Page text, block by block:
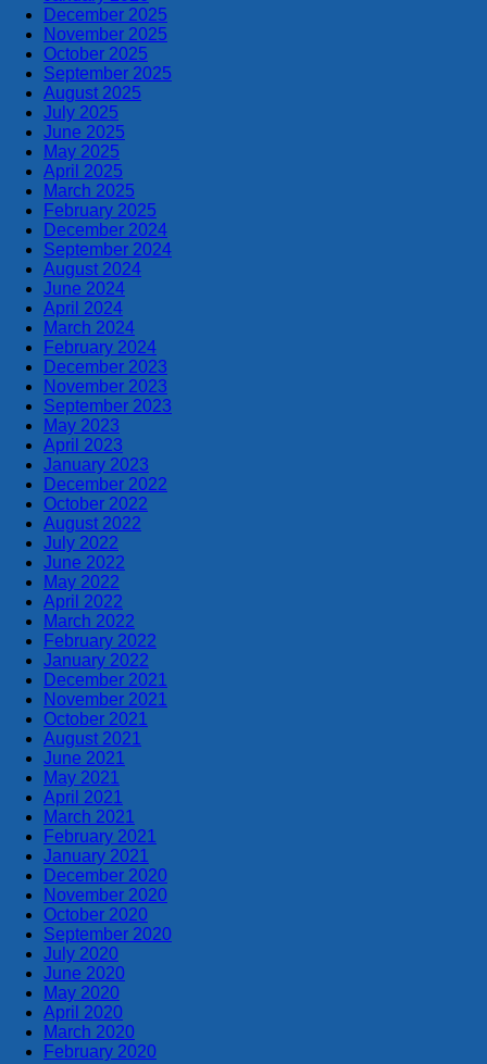
December 2025
November 2025
October 2025
September 2025
August 2025
July 2025
June 2025
May 2025
April 2025
March 2025
February 2025
December 2024
September 2024
August 2024
June 2024
April 2024
March 2024
February 2024
December 2023
November 2023
September 2023
May 2023
April 2023
January 2023
December 2022
October 2022
August 2022
July 2022
June 2022
May 2022
April 2022
March 2022
February 2022
January 2022
December 2021
November 2021
October 2021
August 2021
June 2021
May 2021
April 2021
March 2021
February 2021
January 2021
December 2020
November 2020
October 2020
September 2020
July 2020
June 2020
May 2020
April 2020
March 2020
February 2020